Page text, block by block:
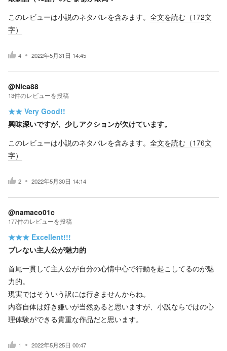
このレビューは小説のネタバレを含みます。 全文を読む（172文
字）
4 2022年5月31日 14:45
@Nica88
13件のレビューを投稿
★★ Very Good!!
興味深いですが、少しアクションが欠けています。
このレビューは小説のネタバレを含みます。 全文を読む（176文
字）
2 2022年5月30日 14:14
@namaco01c
177件のレビューを投稿
★★★ Excellent!!!
ブレない主人公が魅力的
首尾一貫して主人公が自分の心情中心で行動を起こしてるのが魅
力的。
現実ではそういう訳には行きませんからね。
内容自体は好き嫌いが当然あると思いますが、小説ならではの心
理体験ができる貴重な作品だと思います。
1 2022年5月25日 00:47